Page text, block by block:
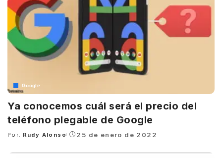
Google
Ya conocemos cuál será el precio del
teléfono plegable de Google
Posted
Por: Rudy Alonso 25 de enero de 2022